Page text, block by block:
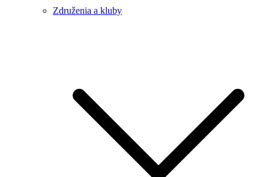
Združenia a kluby